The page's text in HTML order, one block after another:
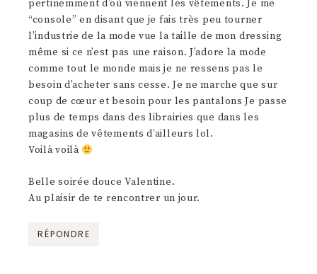
pertinemment d’où viennent les vêtements. Je me
“console” en disant que je fais très peu tourner
l’industrie de la mode vue la taille de mon dressing
même si ce n’est pas une raison. J’adore la mode
comme tout le monde mais je ne ressens pas le
besoin d’acheter sans cesse. Je ne marche que sur
coup de cœur et besoin pour les pantalons Je passe
plus de temps dans des librairies que dans les
magasins de vêtements d’ailleurs lol.
Voilà voilà
Belle soirée douce Valentine.
Au plaisir de te rencontrer un jour.
RÉPONDRE